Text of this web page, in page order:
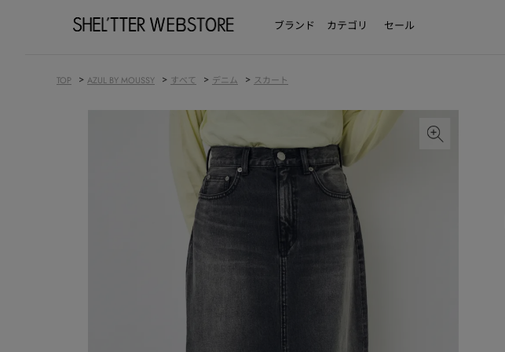
ブランド カテゴリ セール
TOP > AZUL BY MOUSSY > すべて > デニム > スカート